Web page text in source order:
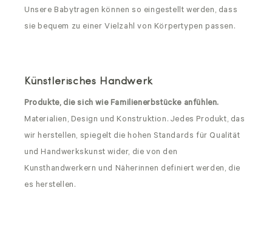
Unsere Babytragen können so eingestellt werden, dass
sie bequem zu einer Vielzahl von Körpertypen passen.
Künstlerisches Handwerk
Produkte, die sich wie Familienerbstücke anfühlen.
Materialien, Design und Konstruktion. Jedes Produkt, das
wir herstellen, spiegelt die hohen Standards für Qualität
und Handwerkskunst wider, die von den
Kunsthandwerkern und Näherinnen definiert werden, die
es herstellen.